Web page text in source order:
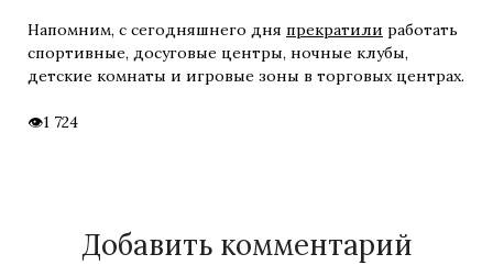
Напомним, с сегодняшнего дня прекратили работать
спортивные, досуговые центры, ночные клубы,
детские комнаты и игровые зоны в торговых центрах.
1 724
Добавить комментарий